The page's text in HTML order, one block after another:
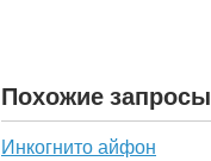
Похожие запросы
Инкогнито айфон